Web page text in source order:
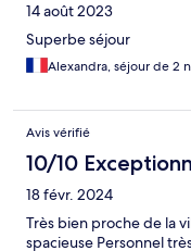
14 août 2023
Superbe séjour
Alexandra, séjour de 2
Avis vérifié
10/10
18 févr. 2024
Très bien proche de la
spacieuse Personnel